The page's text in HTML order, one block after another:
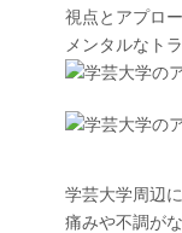
視点とアプロ
メンタルなト
学芸大学周辺
痛みや不調が